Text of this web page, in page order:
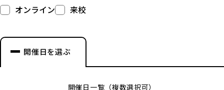
オンライン 来校
開催日を選ぶ
開催日一覧（複数選択可）